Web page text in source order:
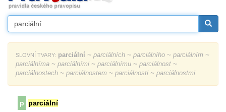
SLOVNÍ TVARY: parciální ~ parciálních ~ parciálního ~ parciálním ~
parciálníma ~ parciálními ~ parciálnímu ~ parciálnost ~
parciálnostech ~ parciálnostem ~ parciálnosti ~ parciálnostmi
p parciální